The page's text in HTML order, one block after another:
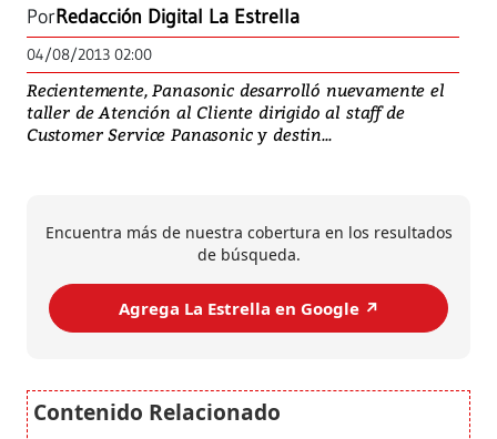
PorRedacción Digital La Estrella
04/08/2013 02:00
Recientemente, Panasonic desarrolló nuevamente el
taller de Atención al Cliente dirigido al staff de
Customer Service Panasonic y destin...
Encuentra más de nuestra cobertura en los resultados
de búsqueda.
Agrega La Estrella en Google ↗️